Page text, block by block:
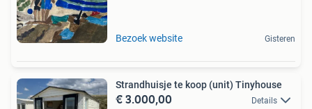
Bezoek website Gisteren
Strandhuisje te koop (unit) Tinyhouse
€ 3.000,00 Details